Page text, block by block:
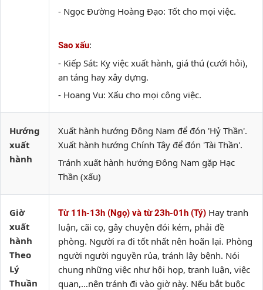
- Ngọc Đường Hoàng Đạo: Tốt cho mọi việc.
Sao xấu:
- Kiếp Sát: Kỵ việc xuất hành, giá thú (cưới hỏi),
an táng hay xây dựng.
- Hoang Vu: Xấu cho mọi công việc.
Hướng
xuất
hành
Xuất hành hướng Đông Nam để đón 'Hỷ Thần'.
Xuất hành hướng Chính Tây để đón 'Tài Thần'.
Tránh xuất hành hướng Đông Nam gặp Hạc
Thần (xấu)
Giờ
xuất
hành
Theo
Lý
Thuần
Từ 11h-13h (Ngọ) và từ 23h-01h (Tý) Hay tranh
luận, cãi cọ, gây chuyện đói kém, phải đề
phòng. Người ra đi tốt nhất nên hoãn lại. Phòng
người người nguyền rủa, tránh lây bệnh. Nói
chung những việc như hội họp, tranh luận, việc
quan,…nên tránh đi vào giờ này. Nếu bắt buộc